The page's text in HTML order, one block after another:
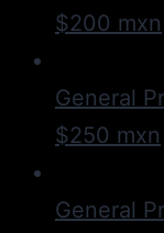
$200 mxn
General
$250 mxn
General